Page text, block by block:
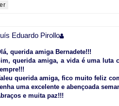
Eduardo Pirollo
querida amiga Bernadete!!!
querida amiga, a vida é uma luta
querida amiga, fico muito feliz
uma excelente e abençoada
e muita paz!!!